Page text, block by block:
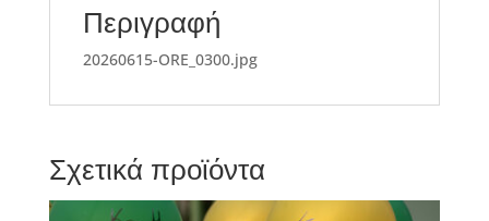
Περιγραφή
20260615-ORE_0300.jpg
Σχετικά προϊόντα